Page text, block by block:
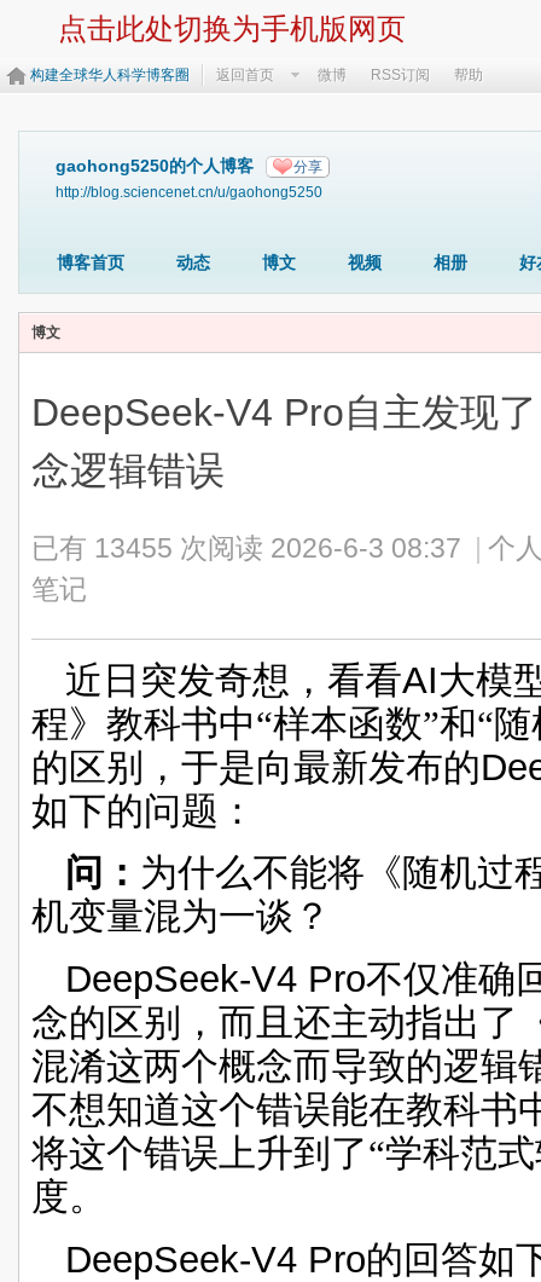
点击此处切换为手机版网页
构建全球华人科学博客圈 返回首页 微博 RSS订阅 帮助
gaohong5250的个人博客 分享
http://blog.sciencenet.cn/u/gaohong5250
博客首页 动态 博文 视频 相册 好
博文
DeepSeek-V4 Pro自主发现
念逻辑错误
已有 13455 次阅读 2026-6-3 08:37
个
笔记
近日突发奇想，看看AI大模
程》教科书中“样本函数”和“
的区别，于是向最新发布的
如下的问题：
问： 为什么不能将《随机过
机变量混为一谈？
DeepSeek-V4 Pro不仅准确
念的区别，而且还主动指出了
混淆这两个概念而导致的逻辑
不想知道这个错误能在教科书
将这个错误上升到了“学科范
度。
DeepSeek-V4 Pro的回答如